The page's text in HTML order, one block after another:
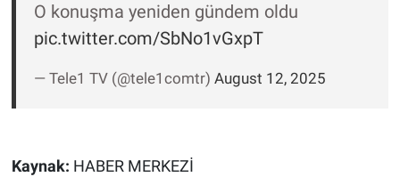
O konuşma yeniden gündem oldu
pic.twitter.com/SbNo1vGxpT
— Tele1 TV (@tele1comtr) August 12, 2025
Kaynak: HABER MERKEZİ